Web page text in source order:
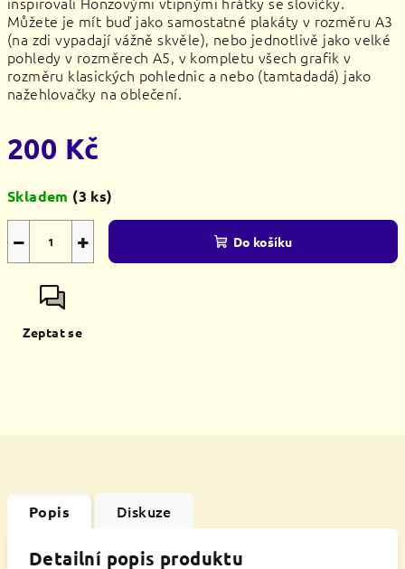
Můžete je mít buď jako samostatné plakáty v rozměru A3
(na zdi vypadají vážně skvěle), nebo jednotlivě jako velké
pohledy v rozměrech A5, v kompletu všech grafik v
rozměru klasických pohlednic a nebo (tamtadadá) jako
nažehlovačky na oblečení.
200 Kč
cena:
Skladem (3 ks)
+
− Do košíku
Zeptat se
Popis Diskuze
Detailní popis produktu